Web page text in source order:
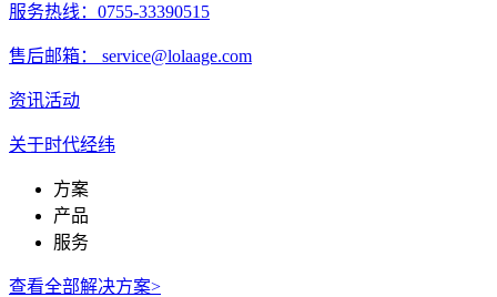
服务热线：0755-33390515
售后邮箱： service@lolaage.com
资讯活动
关于时代经纬
方案
产品
服务
查看全部解决方案>